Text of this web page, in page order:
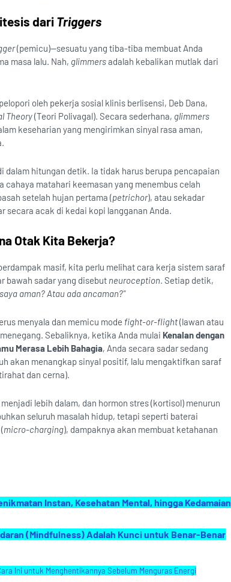
dariTriggers
(pemicu)—sesuatu yang tiba-tiba membuat Anda
masa lalu. Nah, glimmersadalah kebalikan mutlak dari
oleh pekerja sosial klinis berlisensi, Deb Dana,
Theory(Teori Polivagal). Secara sederhana, glimmers
keseharian yang mengirimkan sinyal rasa aman,
dalam hitungan detik. Ia tidak harus berupa pencapaian
cahaya matahari keemasan yang menembus celah
setelah hujan pertama (petrichor), atau sekadar
secara acak di kedai kopi langganan Anda.
Otak Kita Bekerja?
masif, kita perlu melihat cara kerja sistem saraf
bawah sadar yang disebut neuroception. Setiap detik,
aman? Atau ada ancaman?"
menyala dan memicu mode fight-or-flight(lawan atau
Sebaliknya, ketika Anda mulai Kenalan dengan
Merasa Lebih Bahagia, Anda secara sadar sedang
akan menangkap sinyal positif, lalu mengaktifkan saraf
dan cerna).
lebih dalam, dan hormon stres (kortisol) menurun
seluruh masalah hidup, tetapi seperti baterai
micro-charging), dampaknya akan membuat ketahanan
Instan, Kesehatan Mental, hingga Kedamaian
(Mindfulness) Adalah Kunci untuk Benar-Benar
Ini untuk Menghentikannya Sebelum Menguras Energi